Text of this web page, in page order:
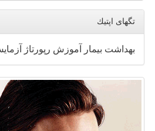
تگهای اپتیك
بهداشت بیمار آموزش رپورتاژ